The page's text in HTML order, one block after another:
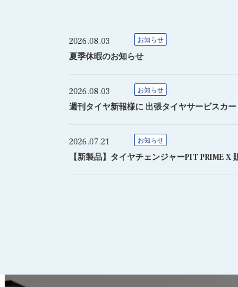
2026.08.03 お知らせ
夏季休暇のお知らせ
2026.08.03 お知らせ
週刊タイヤ新報様に 出張タイヤサービスカー
2026.07.21 お知らせ
【新製品】タイヤチェンジャーPIT PRIME X